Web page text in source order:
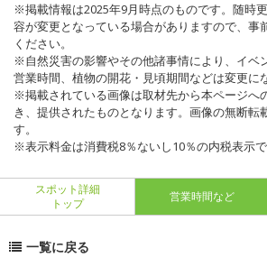
※掲載情報は2025年9月時点のものです。随時
容が変更となっている場合がありますので、事
ください。
※自然災害の影響やその他諸事情により、イベ
営業時間、植物の開花・見頃期間などは変更に
※掲載されている画像は取材先から本ページへ
き、提供されたものとなります。画像の無断転
す。
※表示料金は消費税8％ないし10％の内税表示で
スポット詳細
トップ
営業時間など
一覧に戻る